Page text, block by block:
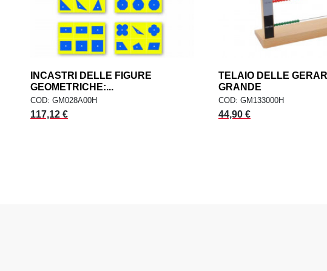
AGGIUNGI AL CARRELLO
INCASTRI DELLE FIGURE
GEOMETRICHE:...
COD: GM028A00H
117,12 €
AGGIUNGI AL
TELAIO DELLE
GRANDE
COD: GM133000H
44,90 €